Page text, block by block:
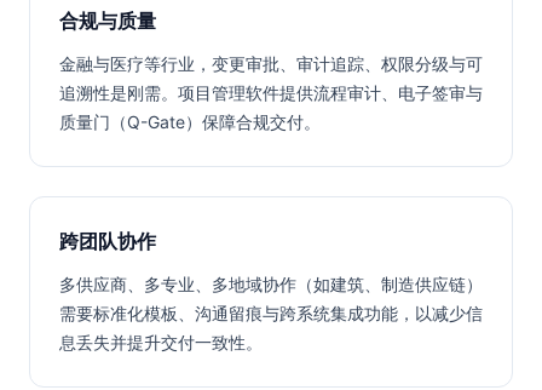
合规与质量
金融与医疗等行业，变更审批、审计追踪、权限分级与可
追溯性是刚需。项目管理软件提供流程审计、电子签审与
质量门（Q-Gate）保障合规交付。
跨团队协作
多供应商、多专业、多地域协作（如建筑、制造供应链）
需要标准化模板、沟通留痕与跨系统集成功能，以减少信
息丢失并提升交付一致性。